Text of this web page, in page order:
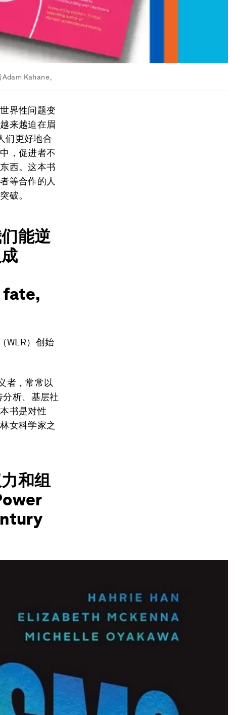
Kahane。
界性问题变
来越迫在眉
们更好地合
，促进者不
西。这本书
等合作的人
破。
能逆
fate,
WLR）创始
者，常常以
析、基层社
书是对性
女科学家之
和组